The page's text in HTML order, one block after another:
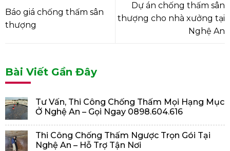
Báo giá chống thấm sân
thượng
Dự án chống thấm sân
thượng cho nhà xưởng tại
Nghệ An
Bài Viết Gần Đây
Tư Vấn, Thi Công Chống Thấm Mọi Hạng Mục
Ở Nghệ An – Gọi Ngay 0898.604.616
Thi Công Chống Thấm Ngược Trọn Gói Tại
Nghệ An – Hỗ Trợ Tận Nơi